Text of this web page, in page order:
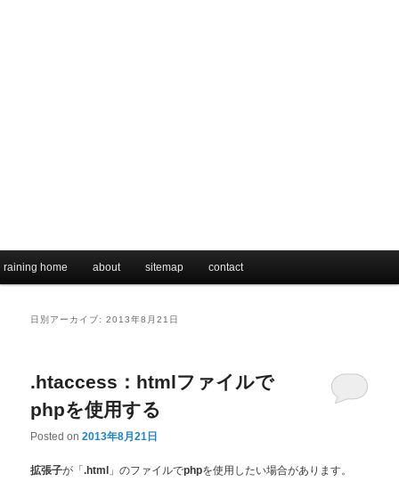
メインコンテンツへ移動
サブコンテンツへ移動
raining home about sitemap contact
日別アーカイブ:2013年8月21日
.htaccess：htmlファイルで
phpを使用する
Posted on2013年8月21日
拡張子が「.html 」のファイルでphpを使用したい場合があります。